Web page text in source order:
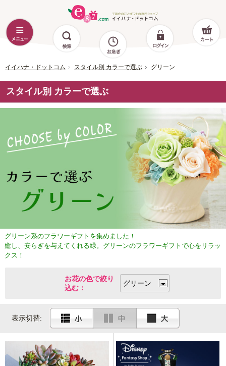
イイハナ・ドットコム スタイル別 カラーで選ぶ グリーン
スタイル別 カラーで選ぶ
グリーン系のフラワーギフトを集めました！
癒し、安らぎを与えてくれる緑。グリーンのフラワーギフトで心をリラッ
クス！
お花の色で絞り
込む：
表示切替: